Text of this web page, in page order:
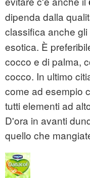
dipenda dalla
classifica anche gli
esotica. È
cocco e di palma,
cocco. In ultimo
come ad esempio
tutti elementi ad
D'ora in avanti
quello che